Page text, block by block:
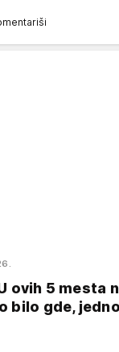
ovih 5 mesta
bilo gde,